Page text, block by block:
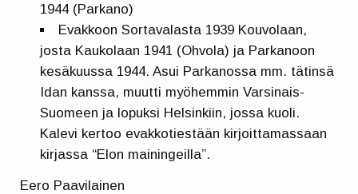
1944 (Parkano)
Evakkoon Sortavalasta 1939 Kouvolaan,
josta Kaukolaan 1941 (Ohvola) ja Parkanoon
kesäkuussa 1944. Asui Parkanossa mm. tätinsä
Idan kanssa, muutti myöhemmin Varsinais-
Suomeen ja lopuksi Helsinkiin, jossa kuoli.
Kalevi kertoo evakkotiestään kirjoittamassaan
kirjassa “Elon mainingeilla”.
Eero Paavilainen